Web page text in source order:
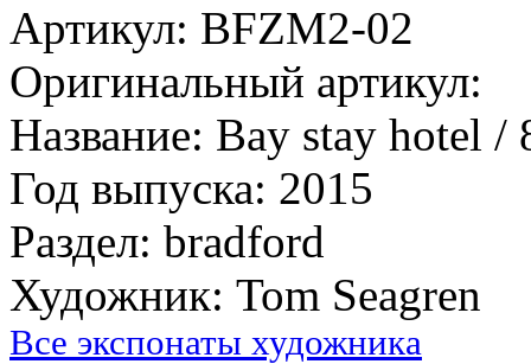
Артикул: BFZM2-02
Оригинальный артикул:
Название: Bay stay hotel
Год выпуска: 2015
Раздел: bradford
Художник: Tom Seagren
Все экспонаты художника